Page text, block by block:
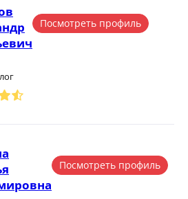
Посмотреть профиль
Посмотреть профиль